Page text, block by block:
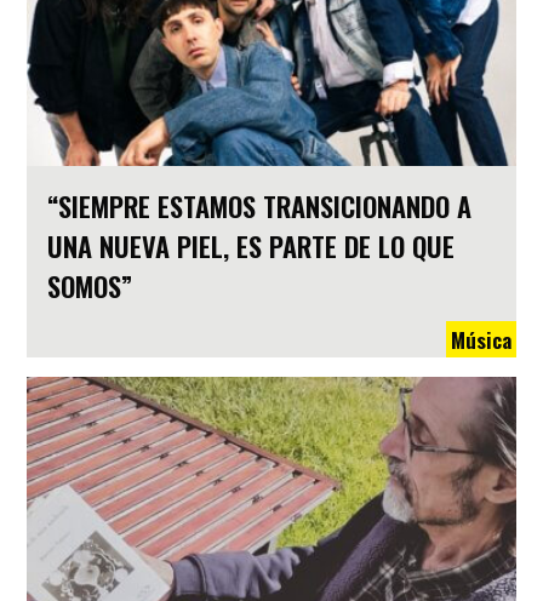
“SIEMPRE ESTAMOS TRANSICIONANDO A
UNA NUEVA PIEL, ES PARTE DE LO QUE
SOMOS”
Música